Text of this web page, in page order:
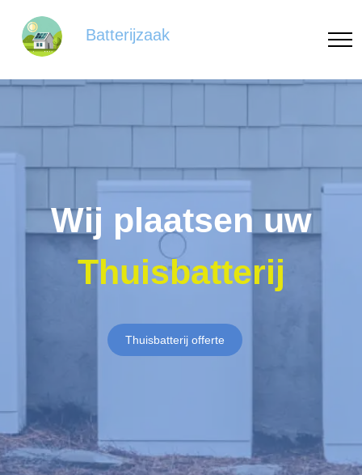
Batterijzaak
Wij plaatsen uw
Thuisbatterij
Thuisbatterij offerte